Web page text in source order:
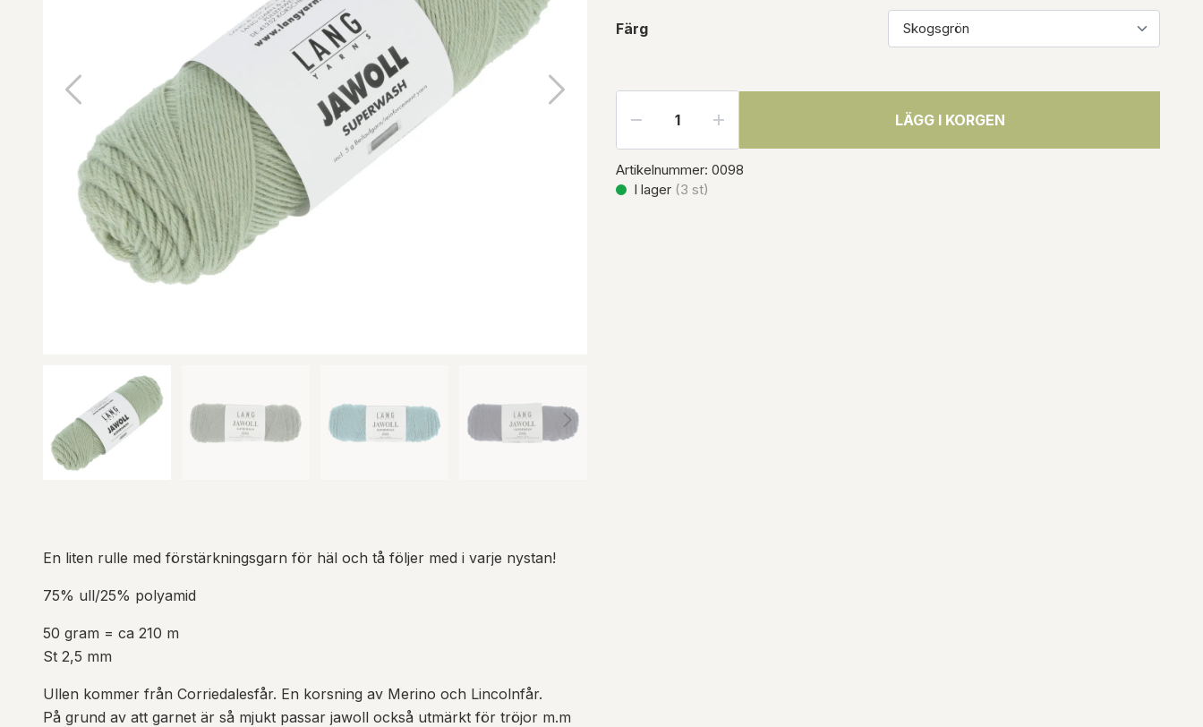
Färg
LÄGG I KORGEN
Artikelnummer: 0098
I lager (3 st)
En liten rulle med förstärkningsgarn för häl och tå följer med i varje nystan!
75% ull/25% polyamid
50 gram = ca 210 m
St 2,5 mm
Ullen kommer från Corriedalesfår. En korsning av Merino och Lincolnfår.
På grund av att garnet är så mjukt passar jawoll också utmärkt för tröjor m.m